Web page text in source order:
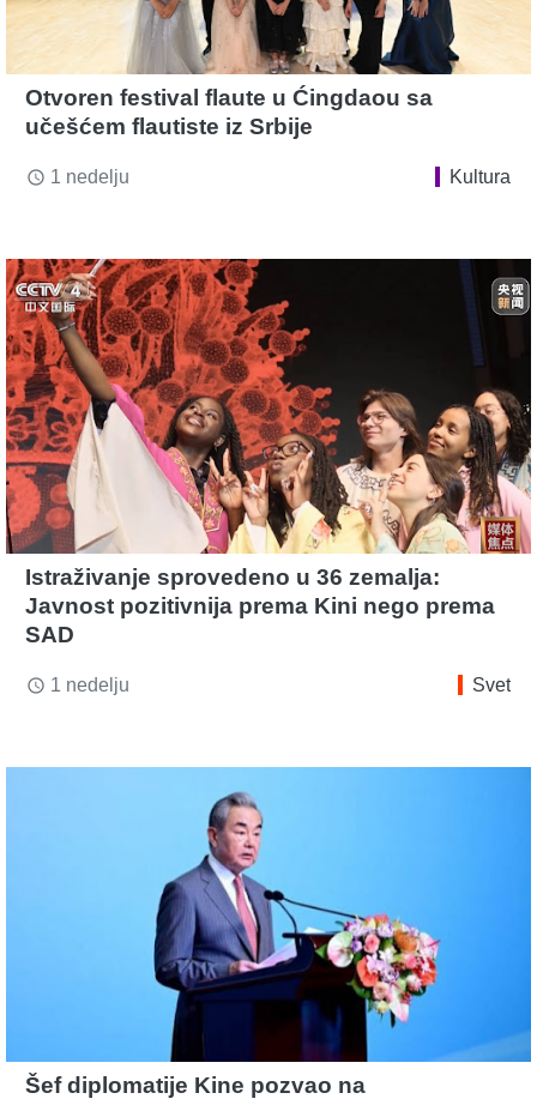
Otvoren festival flaute u Ćingdaou sa
učešćem flautiste iz Srbije
access_time 1 nedelju Kultura
Istraživanje sprovedeno u 36 zemalja:
Javnost pozitivnija prema Kini nego prema
SAD
access_time 1 nedelju Svet
Šef diplomatije Kine pozvao na